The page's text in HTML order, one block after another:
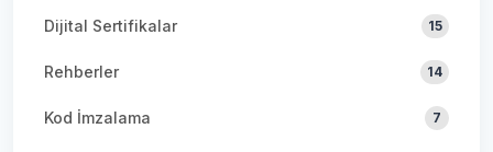
Dijital Sertifikalar 15
Rehberler 14
Kod İmzalama 7